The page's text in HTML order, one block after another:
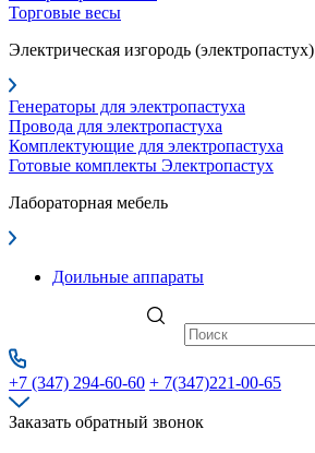
Торговые весы
Электрическая изгородь (электропастух)
Генераторы для электропастуха
Провода для электропастуха
Комплектующие для электропастуха
Готовые комплекты Электропастух
Лабораторная мебель
Доильные аппараты
+7 (347) 294-60-60 + 7(347)221-00-65
Заказать обратный звонок